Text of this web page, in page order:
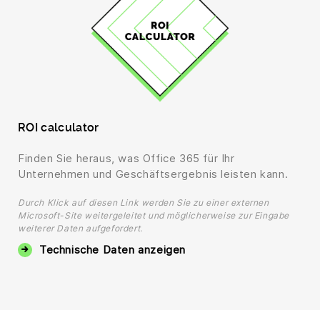
ROI calculator
Finden Sie heraus, was Office 365 für Ihr
Unternehmen und Geschäftsergebnis leisten kann.
Durch Klick auf diesen Link werden Sie zu einer externen
Microsoft-Site weitergeleitet und möglicherweise zur Eingabe
weiterer Daten aufgefordert.
Technische Daten anzeigen